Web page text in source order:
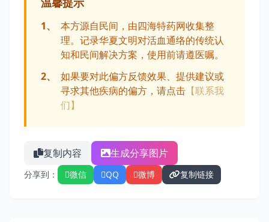
温馨提示
1、
本方源自民间，由四海特药网收集整
理。记录华夏文明对活血通络的传统认
知和民间解决方案，使用前请遵医嘱。
2、
如果要对此偏方反馈效果、提供建议或
寻求其他疾病的偏方，请点击 【联系我
们】
复制内容 生成分享图片
分享到： 微信 QQ 微博 复制链接